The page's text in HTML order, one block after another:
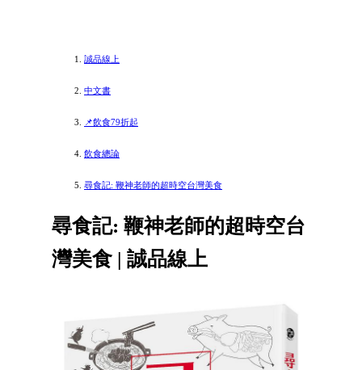
誠品線上
中文書
📌飲食79折起
飲食總論
尋食記: 鞭神老師的超時空台灣美食
尋食記: 鞭神老師的超時空台
灣美食 | 誠品線上